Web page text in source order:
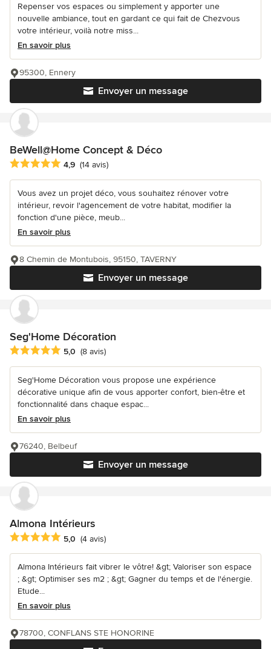
Repenser vos espaces ou simplement y apporter une
nouvelle ambiance, tout en gardant ce qui fait de Chezvous
votre intérieur, voilà notre miss...
En savoir plus
Envoyer un message
95300, Ennery
BeWell@Home Concept & Déco
Note moyenne : 4.9 étoiles sur 5
4,9 (14 avis)
Vous avez un projet déco, vous souhaitez rénover votre
intérieur, revoir l'agencement de votre habitat, modifier la
fonction d'une pièce, meub...
En savoir plus
Envoyer un message
8 Chemin de Montubois, 95150, TAVERNY
Seg'Home Décoration
Note moyenne : 5 étoiles sur 5
5,0 (8 avis)
Seg'Home Décoration vous propose une expérience
décorative unique afin de vous apporter confort, bien-être et
fonctionnalité dans chaque espac...
En savoir plus
Envoyer un message
76240, Belbeuf
Almona Intérieurs
Note moyenne : 5 étoiles sur 5
5,0 (4 avis)
Almona Intérieurs fait vibrer le vôtre! &gt; Valoriser son espace
; &gt; Optimiser ses m2 ; &gt; Gagner du temps et de l'énergie.
Etude...
En savoir plus
78700, CONFLANS STE HONORINE